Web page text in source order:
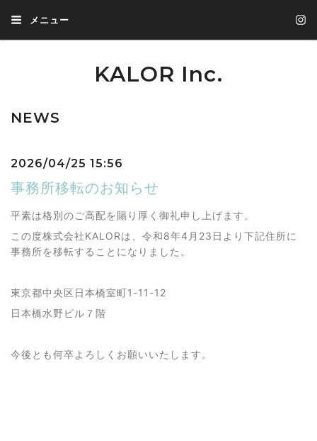
メニュー
KALOR Inc.
NEWS
2026/04/25 15:56
事務所移転のお知らせ
平素は格別のご高配を賜り厚く御礼申し上げます。
この度株式会社KALORは、令和8年4月23日より下記住所に
事務所を移転することになりました。
東京都中央区日本橋室町1-11-12
日本橋水野ビル７階
今後とも何卒よろしくお願いいたします。